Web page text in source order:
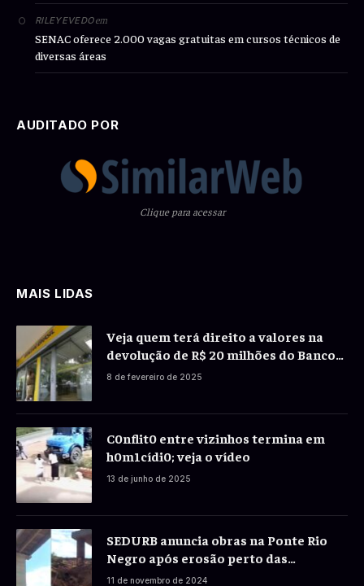
RILEYEVEDOem
SENAC oferece 2.000 vagas gratuitas em cursos técnicos de
diversas áreas
AUDITADO POR
Clique para acessar
MAIS LIDAS
Veja quem terá direito a valores na
devolução de R$ 20 milhões do Banco
do Brasil a correntistas
8 de fevereiro de 2025
C0nflit0 entre vizinhos termina em
h0m1cídi0; veja o vídeo
13 de junho de 2025
SEDURB anuncia obras na Ponte Rio
Negro após erosão perto das
fundações
11 de novembro de 2024